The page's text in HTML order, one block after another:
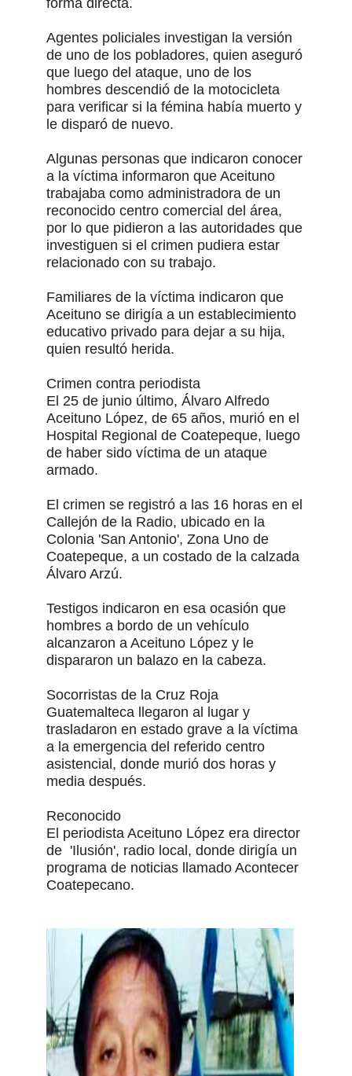
forma directa.
Agentes policiales investigan la versión
de uno de los pobladores, quien aseguró
que luego del ataque, uno de los
hombres descendió de la motocicleta
para verificar si la fémina había muerto y
le disparó de nuevo.
Algunas personas que indicaron conocer
a la víctima informaron que Aceituno
trabajaba como administradora de un
reconocido centro comercial del área,
por lo que pidieron a las autoridades que
investiguen si el crimen pudiera estar
relacionado con su trabajo.
Familiares de la víctima indicaron que
Aceituno se dirigía a un establecimiento
educativo privado para dejar a su hija,
quien resultó herida.
Crimen contra periodista
El 25 de junio último, Álvaro Alfredo
Aceituno López, de 65 años, murió en el
Hospital Regional de Coatepeque, luego
de haber sido víctima de un ataque
armado.
El crimen se registró a las 16 horas en el
Callejón de la Radio, ubicado en la
Colonia 'San Antonio', Zona Uno de
Coatepeque, a un costado de la calzada
Álvaro Arzú.
Testigos indicaron en esa ocasión que
hombres a bordo de un vehículo
alcanzaron a Aceituno López y le
dispararon un balazo en la cabeza.
Socorristas de la Cruz Roja
Guatemalteca llegaron al lugar y
trasladaron en estado grave a la víctima
a la emergencia del referido centro
asistencial, donde murió dos horas y
media después.
Reconocido
El periodista Aceituno López era director
de 'Ilusión', radio local, donde dirigía un
programa de noticias llamado Acontecer
Coatepecano.